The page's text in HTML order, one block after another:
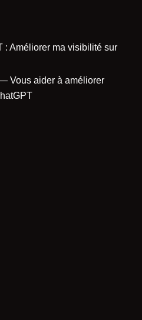
: Améliorer ma visibilité sur
Vous aider à améliorer